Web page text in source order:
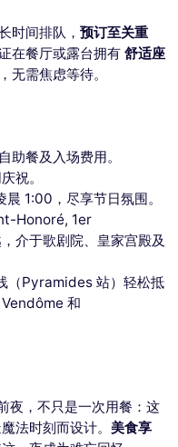
时间排队， 预订至关重
在餐厅或露台拥有 舒适座
无需焦虑等待。
助餐及入场费用。
祝。
1:00，尽享节日氛围。
Honoré, 1er
介于歌剧院、皇家宫殿及
（Pyramides 站）轻松抵
和
，不只是一次用餐：这
法时刻而设计。 美食享